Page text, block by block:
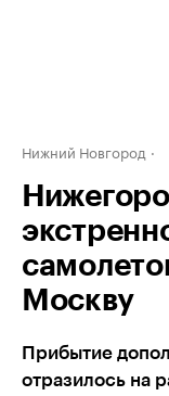
Нижний Новгород
Москву
Прибытие
отразилось на